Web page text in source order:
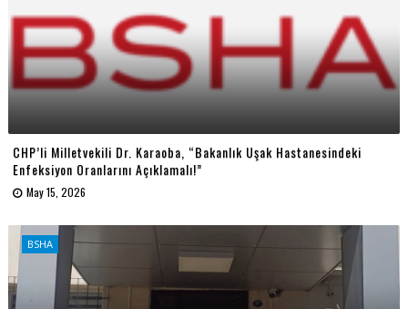
CHP’li Milletvekili Dr. Karaoba, “Bakanlık Uşak Hastanesindeki
Enfeksiyon Oranlarını Açıklamalı!”
May 15, 2026
BSHA